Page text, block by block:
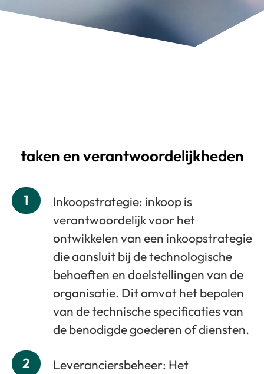
taken en verantwoordelijkheden
1
Inkoopstrategie: inkoop is
verantwoordelijk voor het
ontwikkelen van een inkoopstrategie
die aansluit bij de technologische
behoeften en doelstellingen van de
organisatie. Dit omvat het bepalen
van de technische specificaties van
de benodigde goederen of diensten.
2
Leveranciersbeheer: Het